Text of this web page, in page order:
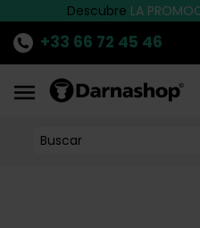
Descubre LA
¡Entrega
Las mejores
+33 66 72 45 46